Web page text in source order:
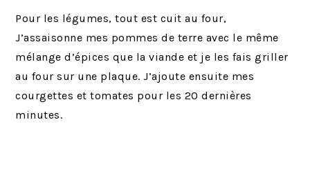
Pour les légumes, tout est cuit au four,
J’assaisonne mes pommes de terre avec le même
mélange d’épices que la viande et je les fais griller
au four sur une plaque. J’ajoute ensuite mes
courgettes et tomates pour les 20 dernières
minutes.